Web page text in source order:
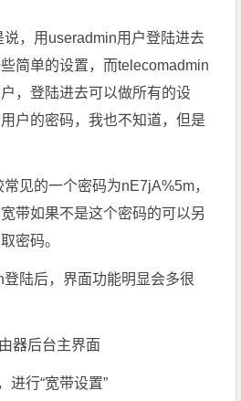
，用useradmin用户登陆进去
简单的设置，而telecomadmin
，登陆进去可以做所有的设
户的密码，我也不知道，但是
见的一个密码为nE7jA%5m，
带如果不是这个密码的可以另
密码。
陆后，界面功能明显会多很
器后台主界面
进行“宽带设置”